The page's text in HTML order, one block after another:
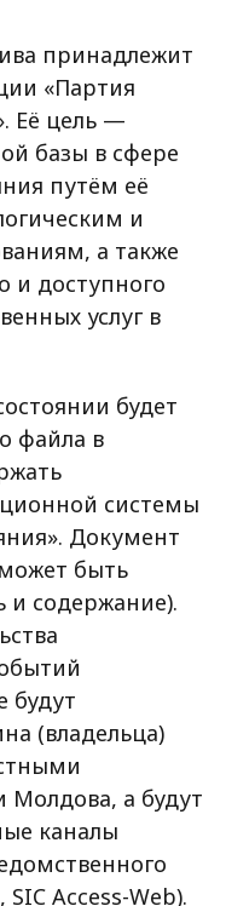
принадлежит
«Партия
Её цель —
базы в сфере
путём её
и
а также
и доступного
услуг в
будет
файла в
системы
Документ
быть
и содержание).
будут
(владельца)
Молдова, а будут
каналы
Access-Web).